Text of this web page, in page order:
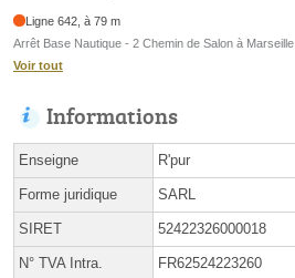
Ligne 642, à 79 m
Arrêt Base Nautique - 2 Chemin de Salon à Marseille
Voir tout
Informations
Enseigne R'pur
Forme juridique SARL
SIRET 52422326000018
N° TVA Intra. FR62524223260